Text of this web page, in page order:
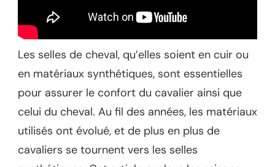
Les selles de cheval, qu’elles soient en cuir ou
en matériaux synthétiques, sont essentielles
pour assurer le confort du cavalier ainsi que
celui du cheval. Au fil des années, les matériaux
utilisés ont évolué, et de plus en plus de
cavaliers se tournent vers les selles